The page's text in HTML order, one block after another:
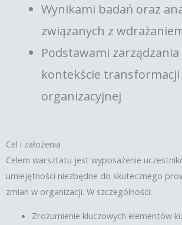
Wynikami badań oraz
związanych z
Podstawami
kontekście transformacji
organizacyjnej
Cel i założenia
Celem warsztatu jest wyposażenie
umiejętności niezbędne do skutecznego
zmian w organizacji. W szczególności:
Zrozumienie kluczowych elementów